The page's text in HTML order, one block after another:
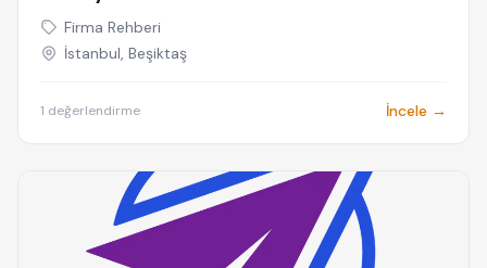
Firma Rehberi
İstanbul, Beşiktaş
1 değerlendirme İncele →